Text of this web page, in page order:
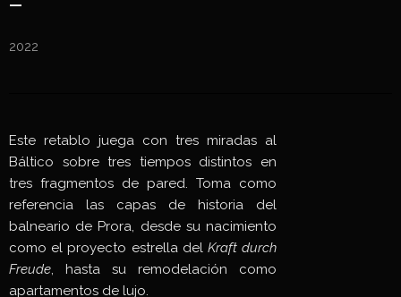
—
2022
Este retablo juega con tres miradas al
Báltico sobre tres tiempos distintos en
tres fragmentos de pared. Toma como
referencia las capas de historia del
balneario de Prora, desde su nacimiento
como el proyecto estrella del Kraft durch
Freude, hasta su remodelación como
apartamentos de lujo.